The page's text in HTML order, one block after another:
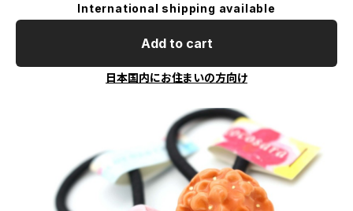
International shipping available
Add to cart
日本国内にお住まいの方向け